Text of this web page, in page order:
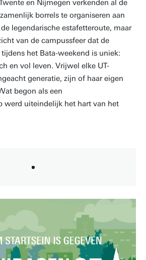
en Nijmegen verkenden al de
borrels te organiseren aan
legendarische estafetteroute, maar
van de campussfeer dat de
het Bata-weekend is uniek:
en vol leven. Vrijwel elke UT-
generatie, zijn of haar eigen
begon als een
werd uiteindelijk het hart van het